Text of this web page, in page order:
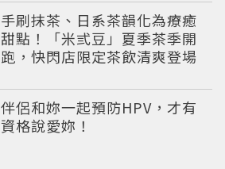
手刷抹茶、日系茶韻化為療癒
甜點！「米弎豆」夏季茶季開
跑，快閃店限定茶飲清爽登場
伴侶和妳一起預防HPV，才有
資格說愛妳！